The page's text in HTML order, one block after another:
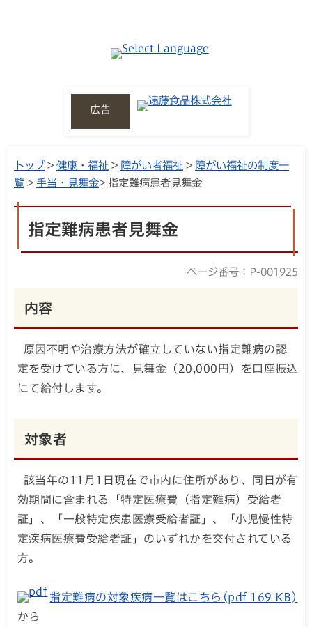
広告
トップ> 健康・福祉 > 障がい者福祉 > 障がい福祉の制度一
覧 > 手当・見舞金> 指定難病患者見舞金
指定難病患者見舞金
ページ番号：P-001925
内容
原因不明や治療方法が確立していない指定難病の認
定を受けている方に、見舞金（20,000円）を口座振込
にて給付します。
対象者
該当年の11月1日現在で市内に住所があり、同日が有
効期間に含まれる「特定医療費（指定難病）受給者
証」、「一般特定疾患医療受給者証」、「小児慢性特
定疾病医療費受給者証」のいずれかを交付されている
方。
指定難病の対象疾病一覧はこちら(pdf 169 KB)
から